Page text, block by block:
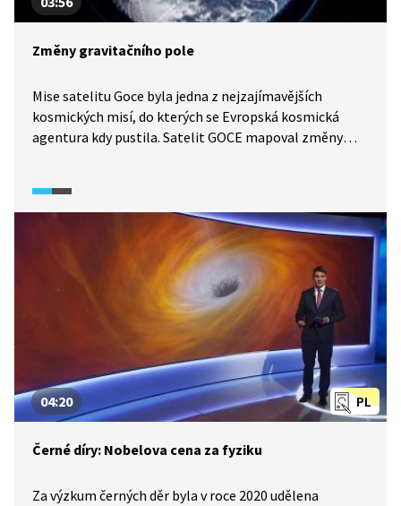
Změny gravitačního pole
Mise satelitu Goce byla jedna z nejzajímavějších
kosmických misí, do kterých se Evropská kosmická
agentura kdy pustila. Satelit GOCE mapoval změny
mimo jiné třeba pohyby oceánu, a tím lépe pracovat
s klimatickou změnou.
PL
04:20
Černé díry: Nobelova cena za fyziku
Za výzkum černých děr byla v roce 2020 udělena